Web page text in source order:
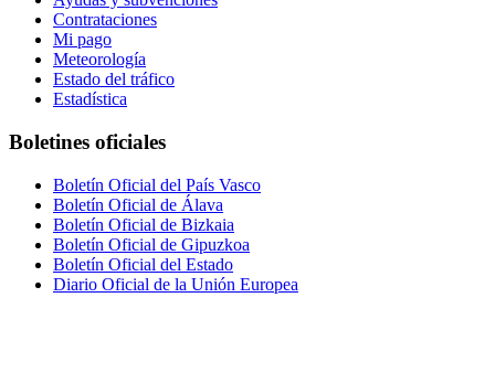
Contrataciones
Mi pago
Meteorología
Estado del tráfico
Estadística
Boletines oficiales
Boletín Oficial del País Vasco
Boletín Oficial de Álava
Boletín Oficial de Bizkaia
Boletín Oficial de Gipuzkoa
Boletín Oficial del Estado
Diario Oficial de la Unión Europea